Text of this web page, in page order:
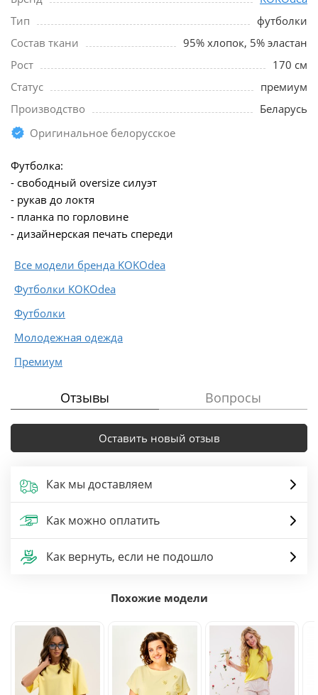
Тип
футболки
Состав ткани
95% хлопок, 5% эластан
Рост
170 см
Статус
премиум
Производство
Беларусь
Оригинальное белорусское
Футболка:
- свободный oversize силуэт
- рукав до локтя
- планка по горловине
- дизайнерская печать спереди
Все модели бренда KOKOdea
Футболки KOKOdea
Футболки
Молодежная одежда
Премиум
Отзывы Вопросы
Оставить новый отзыв
Как мы доставляем
Как можно оплатить
Как вернуть, если не подошло
Похожие модели